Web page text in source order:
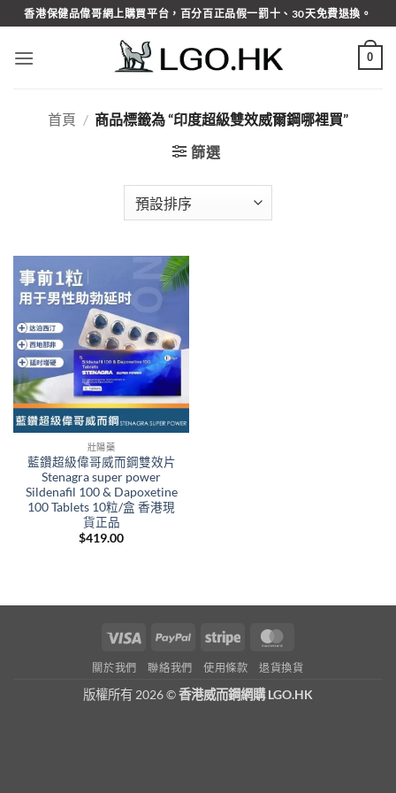
Skip
to
content
香港保健品偉哥網上購買平台，百分百正品假一罰十、30天免費退換。
0
首頁 / 商品標籤為 “印度超級雙效威爾鋼哪裡買”
篩選
壯陽藥
藍鑽超級偉哥威而鋼雙效片
Stenagra super power
Sildenafil 100 & Dapoxetine
100 Tablets 10粒/盒 香港現
貨正品
$419.00
Visa PayPal Stripe
關於我們 聯絡我們 使用條款 退貨換貨
版權所有 2026 ©香港威而鋼網購 LGO.HK